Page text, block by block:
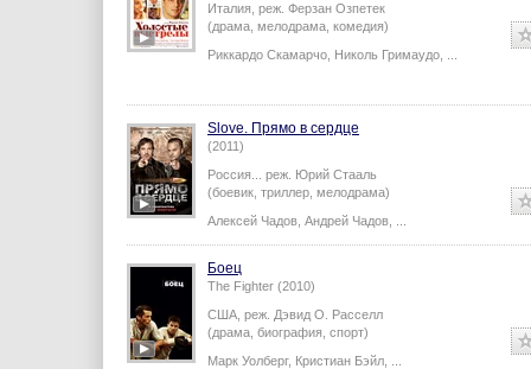
Италия, реж. Ферзан Озпетек
(драма, мелодрама, комедия)
Риккардо Скамарчо Николь Гримаудо
Slove. Прямо в сердце
(2011)
Россия... реж. Юрий Стааль
(боевик, триллер, мелодрама)
Алексей Чадов Андрей Чадов
Боец
The Fighter (2010)
США, реж. Дэвид О. Расселл
(драма, биография, спорт)
Марк Уолберг, Кристиан Бэйл